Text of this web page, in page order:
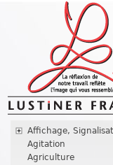
Affichage,
Agitation
Agriculture